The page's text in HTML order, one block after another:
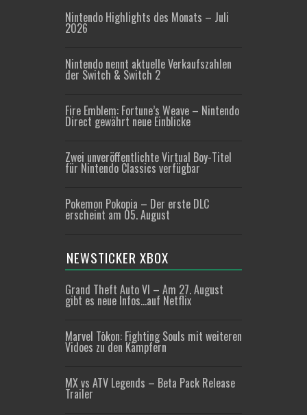
Nintendo Highlights des Monats – Juli
2026
Nintendo nennt aktuelle Verkaufszahlen
der Switch & Switch 2
Fire Emblem: Fortune’s Weave – Nintendo
Direct gewährt neue Einblicke
Zwei unveröffentlichte Virtual Boy-Titel
für Nintendo Classics verfügbar
Pokemon Pokopia – Der erste DLC
erscheint am 05. August
NEWSTICKER XBOX
Grand Theft Auto VI – Am 27. August
gibt es neue Infos…auf Netflix
Marvel Tōkon: Fighting Souls mit weiteren
Vidoes zu den Kämpfern
MX vs ATV Legends – Beta Pack Release
Trailer